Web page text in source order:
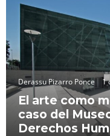
Derassu Pizarro Ponce 1
El arte como
caso del
Derechos